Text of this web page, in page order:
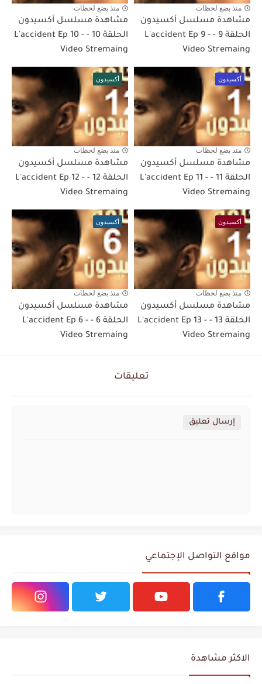
منذ بضع لحظات
مشاهدة مسلسل أكسيدون
الحلقة 9 - L'accident Ep 9 -
Video Stremaing
منذ بضع لحظات
مشاهدة مسلسل أكسيدون
الحلقة 10 - L'accident Ep 10 -
Video Stremaing
أكسيدون
منذ بضع لحظات
مشاهدة مسلسل أكسيدون
الحلقة 11 - L'accident Ep 11 -
Video Stremaing
أكسيدون
منذ بضع لحظات
مشاهدة مسلسل أكسيدون
الحلقة 12 - L'accident Ep 12 -
Video Stremaing
أكسيدون
منذ بضع لحظات
مشاهدة مسلسل أكسيدون
الحلقة 13 - L'accident Ep 13 -
Video Stremaing
أكسيدون
منذ بضع لحظات
مشاهدة مسلسل أكسيدون
الحلقة 6 - L'accident Ep 6 -
Video Stremaing
تعليقات
إرسال تعليق
مواقع التواصل الإجتماعي
الاكثر مشاهدة